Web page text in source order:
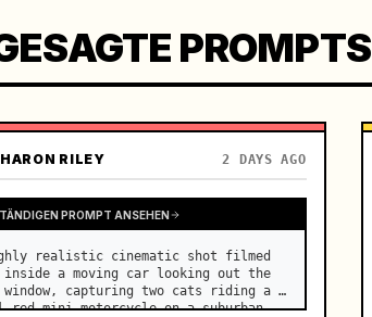
PROMPTS
RILEY 2 DAYS AGO
PROMPT ANSEHEN
realistic cinematic shot filmed
inside a moving car looking out the
window, capturing two cats riding a
red mini motorcycle on a suburban